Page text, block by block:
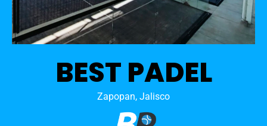
BEST PADEL
Zapopan, Jalisco